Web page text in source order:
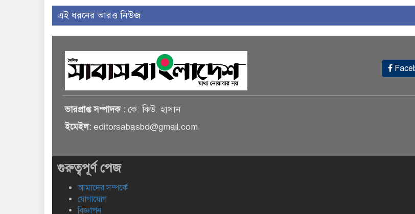
এই ধরনের আরও নিউজ
ভারপ্রাপ্ত সম্পাদক : কে. কিউ. হাসান
ইমেইল: editorsabasbd@gmail.com
গুরুত্বপূর্ণ পেজ
আমাদের সম্পর্কে
যোগাযোগ
বিজ্ঞাপন